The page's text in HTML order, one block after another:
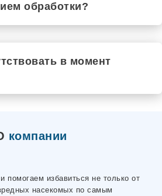
обработки?
в момент
компании
помогаем избавиться не только от
насекомых по самым